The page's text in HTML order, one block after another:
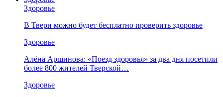
Здоровье
В Твери можно будет бесплатно проверить здоровье
Здоровье
Алёна Аршинова: «Поезд здоровья» за два дня посетили
более 800 жителей Тверской…
Здоровье